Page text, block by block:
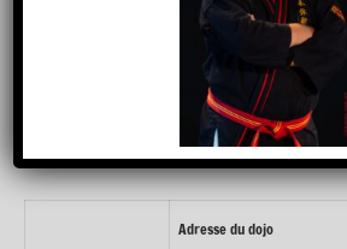
Enseignant(s)
Willy SALEL
Professeur, 3ème Dan
Adresse du dojo